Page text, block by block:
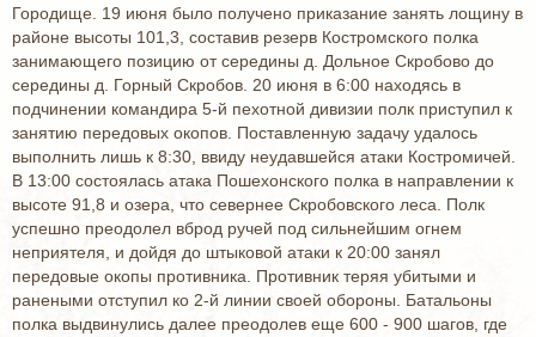
Городище. 19 июня было получено приказание занять лощину в
районе высоты 101,3, составив резерв Костромского полка
занимающего позицию от середины д. Дольное Скробово до
середины д. Горный Скробов. 20 июня в 6:00 находясь в
подчинении командира 5-й пехотной дивизии полк приступил к
занятию передовых окопов. Поставленную задачу удалось
выполнить лишь к 8:30, ввиду неудавшейся атаки Костромичей.
В 13:00 состоялась атака Пошехонского полка в направлении к
высоте 91,8 и озера, что севернее Скробовского леса. Полк
успешно преодолел вброд ручей под сильнейшим огнем
неприятеля, и дойдя до штыковой атаки к 20:00 занял
передовые окопы противника. Противник теряя убитыми и
ранеными отступил ко 2-й линии своей обороны. Батальоны
полка выдвинулись далее преодолев еще 600 - 900 шагов, где